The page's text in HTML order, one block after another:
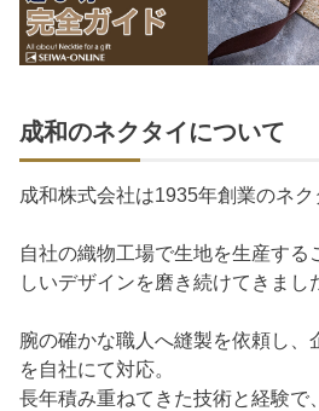
成和のネクタイについて
成和株式会社は1935年創業のネク
自社の織物工場で生地を生産する
しいデザインを磨き続けてきまし
腕の確かな職人へ縫製を依頼し、
を自社にて対応。
長年積み重ねてきた技術と経験で